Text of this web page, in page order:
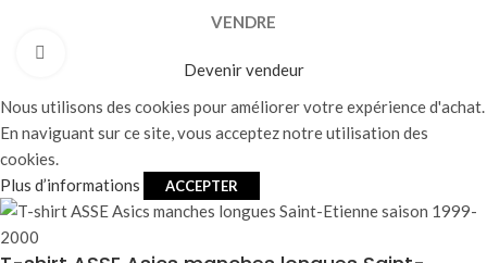
VENDRE
Devenir vendeur
Nous utilisons des cookies pour améliorer votre expérience d'achat.
En naviguant sur ce site, vous acceptez notre utilisation des
cookies.
Plus d’informations
ACCEPTER